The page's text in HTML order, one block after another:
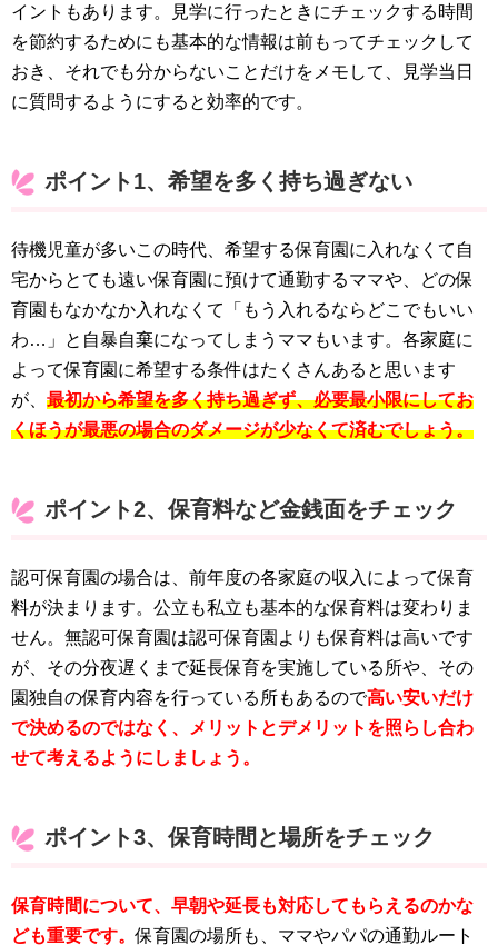
イントもあります。見学に行ったときにチェックする時間
を節約するためにも基本的な情報は前もってチェックして
おき、それでも分からないことだけをメモして、見学当日
に質問するようにすると効率的です。
ポイント1、希望を多く持ち過ぎない
待機児童が多いこの時代、希望する保育園に入れなくて自
宅からとても遠い保育園に預けて通勤するママや、どの保
育園もなかなか入れなくて「もう入れるならどこでもいい
わ…」と自暴自棄になってしまうママもいます。各家庭に
よって保育園に希望する条件はたくさんあると思います
が、 最初から希望を多く持ち過ぎず、必要最小限にしてお
くほうが最悪の場合のダメージが少なくて済むでしょう。
ポイント2、保育料など金銭面をチェック
認可保育園の場合は、前年度の各家庭の収入によって保育
料が決まります。公立も私立も基本的な保育料は変わりま
せん。無認可保育園は認可保育園よりも保育料は高いです
が、その分夜遅くまで延長保育を実施している所や、その
園独自の保育内容を行っている所もあるので高い安いだけ
で決めるのではなく、メリットとデメリットを照らし合わ
せて考えるようにしましょう。
ポイント3、保育時間と場所をチェック
保育時間について、早朝や延長も対応してもらえるのかな
ども重要です。保育園の場所も、ママやパパの通勤ルート